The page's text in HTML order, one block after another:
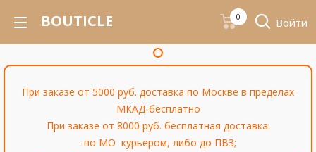
BOUTICLE 0 Войти
При заказе от 5000 руб. доставка по Москве в пределах
МКАД-бесплатно
При заказе от 8000 руб. бесплатная доставка:
-по МО курьером, либо до ПВЗ;